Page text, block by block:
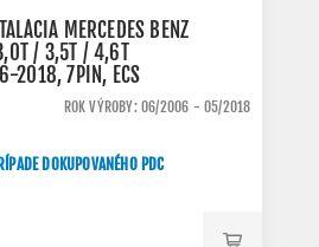
MERCEDES BENZ
/ 3,5T / 4,6T
2018, 7PIN, ECS
ROK VÝROBY: 06/2006 - 05/2018
DOKUPOVANÉHO PDC